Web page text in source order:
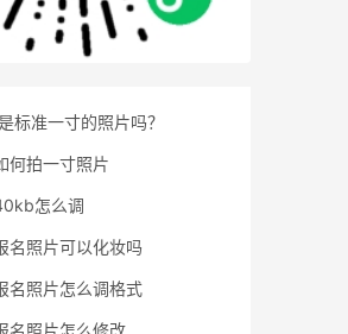
标准一寸的照片吗？
何拍一寸照片
怎么调
名照片可以化妆吗
名照片怎么调格式
名照片怎么修改